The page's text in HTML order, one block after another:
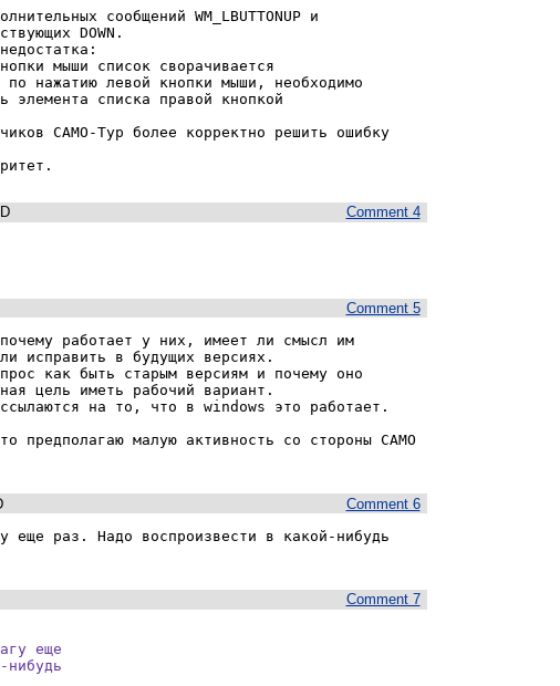
сообщений WM_LBUTTONUP и
DOWN.
мыши список сворачивается
нажатию левой кнопки мыши, необходимо
элемента списка правой кнопкой
САМО-Тур более корректно решить ошибку
Comment 4
Comment 5
работает у них, имеет ли смысл им
исправить в будущих версиях.
как быть старым версиям и почему оно
цель иметь рабочий вариант.
на то, что в windows это работает.
предполагаю малую активность со стороны САМО
Comment 6
еще раз. Надо воспроизвести в какой-нибудь
Comment 7
еще